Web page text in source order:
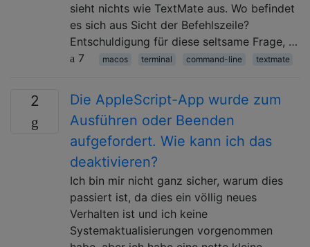
sieht nichts wie TextMate aus. Wo befindet
es sich aus Sicht der Befehlszeile?
Entschuldigung für diese seltsame Frage, …
7
macos terminal command-line textmate
2
Die AppleScript-App wurde zum
Ausführen oder Beenden
aufgefordert. Wie kann ich das
deaktivieren?
Ich bin mir nicht ganz sicher, warum dies
passiert ist, da dies ein völlig neues
Verhalten ist und ich keine
Systemaktualisierungen vorgenommen